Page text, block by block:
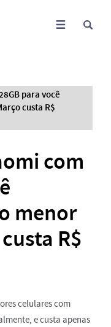
para você
custa R$
com
menor
R$
celulares com
e custa apenas